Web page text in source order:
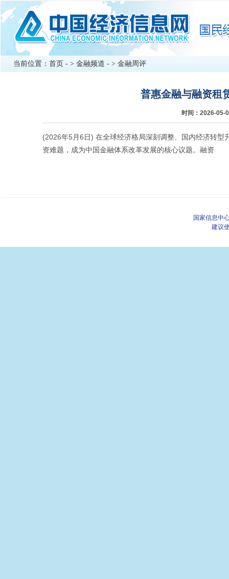
当前位置： 首页 - > 金融频道 - > 金融周评
普惠金融与融资租
时间：2026-05-
(2026年5月6日) 在全球经济格局深刻调整、国内经济转型
资难题，成为中国金融体系改革发展的核心议题。融资
国家信息中
建议